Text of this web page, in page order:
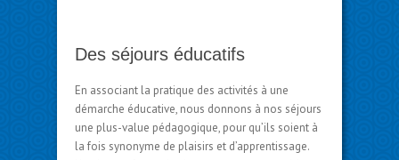
Des séjours éducatifs
En associant la pratique des activités à une
démarche éducative, nous donnons à nos séjours
une plus-value pédagogique, pour qu’ils soient à
la fois synonyme de plaisirs et d’apprentissage.